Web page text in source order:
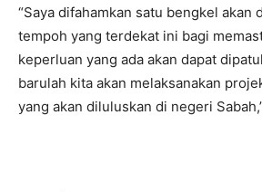
“Saya difahamkan satu bengkel akan
tempoh yang terdekat ini bagi
keperluan yang ada akan dapat
barulah kita akan melaksanakan
yang akan diluluskan di negeri